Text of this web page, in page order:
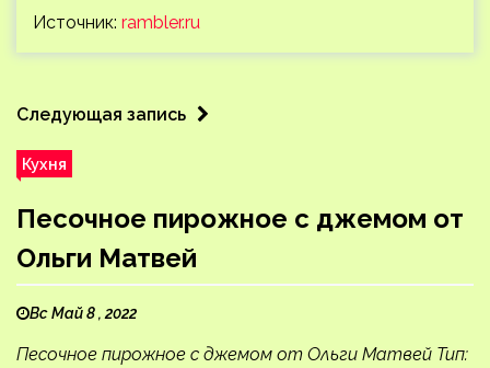
Источник: rambler.ru
Следующая запись
Кухня
Песочное пирожное с джемом от
Ольги Матвей
Вс Май 8 , 2022
Песочное пирожное с джемом от Ольги Матвей Тип: